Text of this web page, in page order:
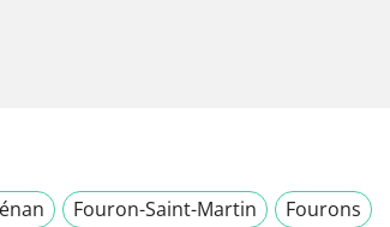
Fouron-Saint-Martin
Fourons